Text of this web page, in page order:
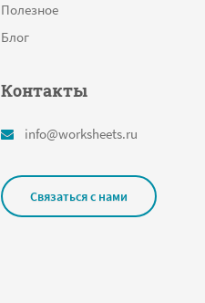
Полезное
Блог
Контакты
info@worksheets.ru
Связаться с нами